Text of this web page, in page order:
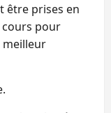
être prises en
cours pour
meilleur